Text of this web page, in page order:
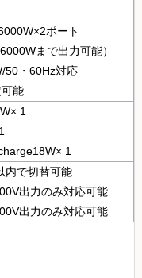
ポート
まで出力可能）
50・60Hz対応
能
1
1
内で切替可能
出力のみ対応可能
出力のみ対応可能